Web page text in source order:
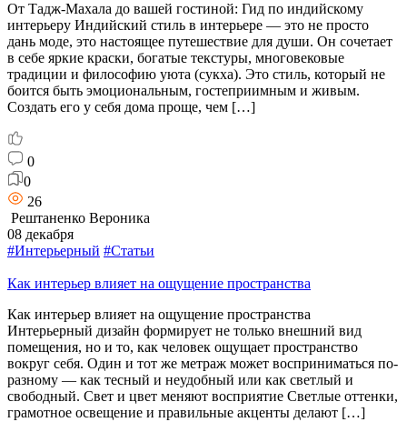
От Тадж-Махала до вашей гостиной: Гид по индийскому
интерьеру Индийский стиль в интерьере — это не просто
дань моде, это настоящее путешествие для души. Он сочетает
в себе яркие краски, богатые текстуры, многовековые
традиции и философию уюта (сукха). Это стиль, который не
боится быть эмоциональным, гостеприимным и живым.
Создать его у себя дома проще, чем […]
0
0
26
Рештаненко Вероника
08 декабря
#Интерьерный #Статьи
Как интерьер влияет на ощущение пространства
Как интерьер влияет на ощущение пространства
Интерьерный дизайн формирует не только внешний вид
помещения, но и то, как человек ощущает пространство
вокруг себя. Один и тот же метраж может восприниматься по-
разному — как тесный и неудобный или как светлый и
свободный. Свет и цвет меняют восприятие Светлые оттенки,
грамотное освещение и правильные акценты делают […]